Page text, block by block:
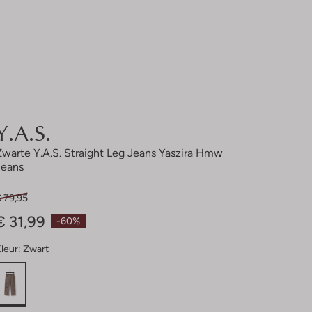
Y.a.s. Straight Leg Jeans Yaszira Hmw
-60%
79,95
31,99
Zwart